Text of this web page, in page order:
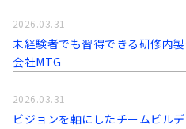
未経験者でも習得できる研修内
会社MTG
2026.03.31
ビジョンを軸にしたチームビル
2026.03.31